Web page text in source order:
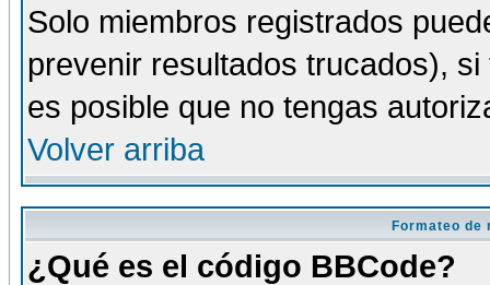
Solo miembros registrados
prevenir resultados trucados),
es posible que no tengas
Volver arriba
Formateo de
¿Qué es el código BBCode?